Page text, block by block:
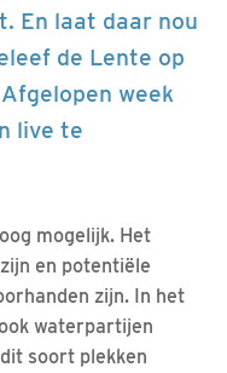
En laat daar nou
de Lente op
week
live te
mogelijk. Het
en potentiële
zijn. In het
waterpartijen
soort plekken